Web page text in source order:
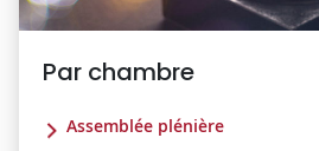
Par chambre
Assemblée plénière